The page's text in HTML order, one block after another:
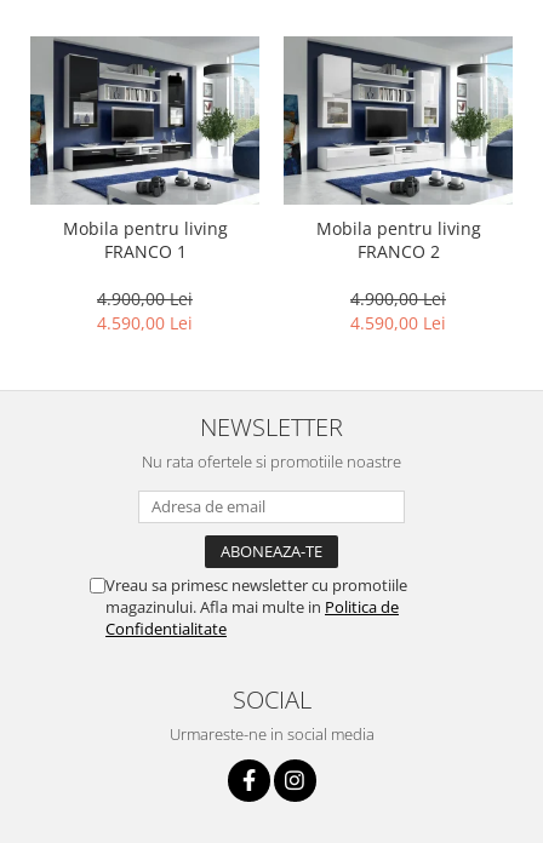
Mobila pentru living
FRANCO 1
4.900,00 Lei
4.590,00 Lei
Mobila pentru living
FRANCO 2
4.900,00 Lei
4.590,00 Lei
NEWSLETTER
Nu rata ofertele si promotiile noastre
Vreau sa primesc newsletter cu promotiile
magazinului. Afla mai multe in Politica de
Confidentialitate
SOCIAL
Urmareste-ne in social media